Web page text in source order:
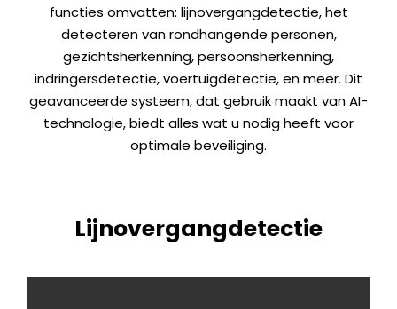
functies omvatten: lijnovergangdetectie, het
detecteren van rondhangende personen,
gezichtsherkenning, persoonsherkenning,
indringersdetectie, voertuigdetectie, en meer. Dit
geavanceerde systeem, dat gebruik maakt van AI-
technologie, biedt alles wat u nodig heeft voor
optimale beveiliging.
Lijnovergangdetectie